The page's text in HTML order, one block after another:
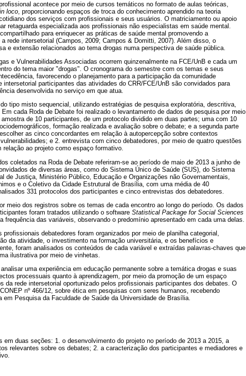
acontece por meio de cursos temáticos no formato de aulas teóricas,
in loco, proporcionando espaços de troca do conhecimento aprendido na teoria
dos serviços com profissionais e seus usuários. O matriciamento ou apoio
retaguarda especializada aos profissionais não especialistas em saúde mental.
para enriquecer as práticas de saúde mental promovendo a
rede intersetorial (Campos, 2009; Campos & Domitti, 2007). Além disso, o
e extensão relacionados ao tema drogas numa perspectiva de saúde pública.
e Vulnerabilidades Associadas ocorrem quinzenalmente na FCE/UnB e cada um
do tema maior "drogas". O cronograma do semestre com os temas e seus
favorecendo o planejamento para a participação da comunidade
participantes das atividades do CRR/FCE/UnB são convidados para
desenvolvida no serviço em que atua.
tipo misto sequencial, utilizando estratégias de pesquisa exploratória, descritiva,
cada Roda de Debate foi realizado o levantamento de dados de pesquisa por meio
de 10 participantes, de um protocolo dividido em duas partes; uma com 10
formação realizada e avaliação sobre o debate; e a segunda parte
as cinco concordantes em relação à autopercepção sobre contextos
e 2. entrevista com cinco debatedores, por meio de quatro questões
ao projeto como espaço formativo.
coletados na Roda de Debate referiram-se ao período de maio de 2013 a junho de
de diversas áreas, como do Sistema Único de Saúde (SUS), do Sistema
de Justiça, Ministério Público, Educação e Organizações não Governamentais,
e o Coletivo da Cidade Estrutural de Brasília, com uma média de 40
331 protocolos dos participantes e cinco entrevistas dos debatedores.
meio dos registros sobre os temas de cada encontro ao longo do período. Os dados
foram tratados utilizando o software Statistical Package for Social Sciences
das variáveis, observando o predomínio apresentado em cada uma delas.
debatedores foram organizados por meio de planilha categorial,
da atividade, o investimento na formação universitária, e os benefícios e
foram analisados os conteúdos de cada variável e extraídas palavras-chaves que
ilustrativa por meio de vinhetas.
uma experiência em educação permanente sobre a temática drogas e suas
processuais quanto à aprendizagem, por meio da promoção de um espaço
da rede intersetorial oportunizado pelos profissionais participantes dos debates. O
nº 466/12, sobre ética em pesquisas com seres humanos, recebendo
em Pesquisa da Faculdade de Saúde da Universidade de Brasília.
em duas seções: 1. o desenvolvimento do projeto no período de 2013 a 2015, a
relevantes sobre os debates; 2. a caracterização dos participantes e mediadores e